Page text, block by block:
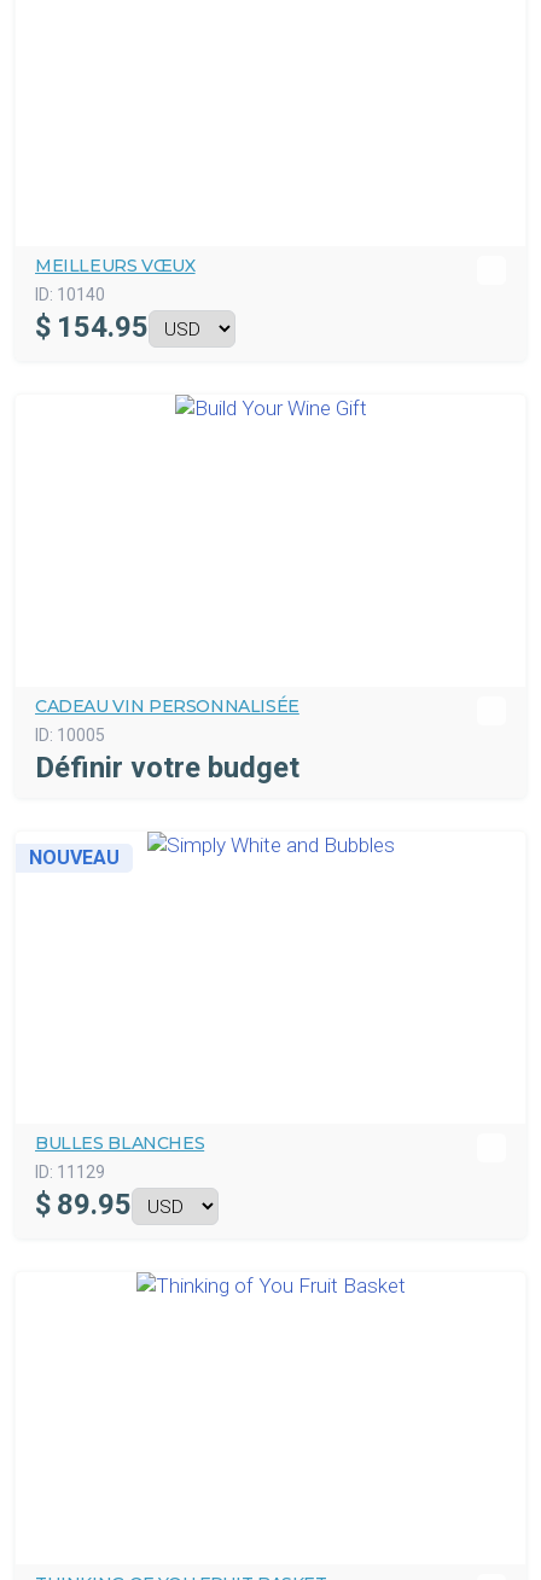
MEILLEURS VŒUX
ID: 10140
$ 154.95
CADEAU VIN PERSONNALISÉE
ID: 10005
Définir votre budget
NOUVEAU
BULLES BLANCHES
ID: 11129
$ 89.95